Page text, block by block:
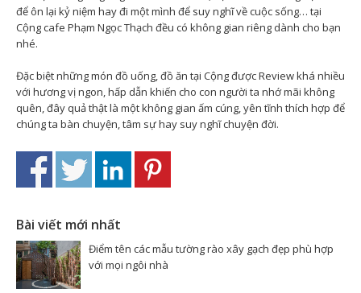
để ôn lại kỷ niệm hay đi một mình để suy nghĩ về cuộc sống… tại
Cộng cafe Phạm Ngọc Thạch đều có không gian riêng dành cho bạn
nhé.
Đặc biệt những món đồ uống, đồ ăn tại Cộng được Review khá nhiều
với hương vị ngon, hấp dẫn khiến cho con người ta nhớ mãi không
quên, đây quả thật là một không gian ấm cúng, yên tĩnh thích hợp để
chúng ta bàn chuyện, tâm sự hay suy nghĩ chuyện đời.
Bài viết mới nhất
Điểm tên các mẫu tường rào xây gạch đẹp phù hợp
với mọi ngôi nhà